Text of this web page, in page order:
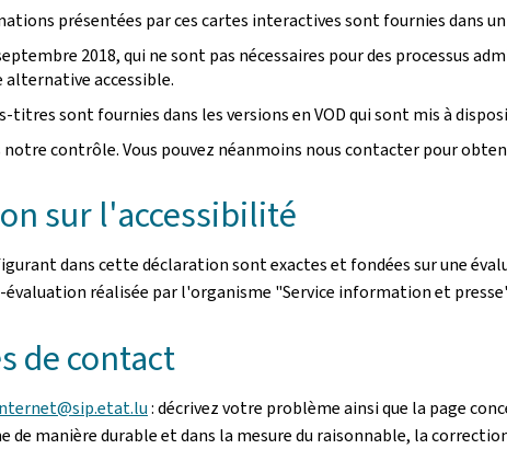
présentées par ces cartes interactives sont fournies dans
2018, qui ne sont pas nécessaires pour des processus
alternative accessible.
titres sont fournies dans les versions en VOD qui sont mis à
contrôle. Vous pouvez néanmoins nous contacter pour
sur l'accessibilité
dans cette déclaration sont exactes et fondées sur une
réalisée par l'organisme "Service information et
de contact
: décrivez votre problème ainsi que la page
manière durable et dans la mesure du raisonnable, la